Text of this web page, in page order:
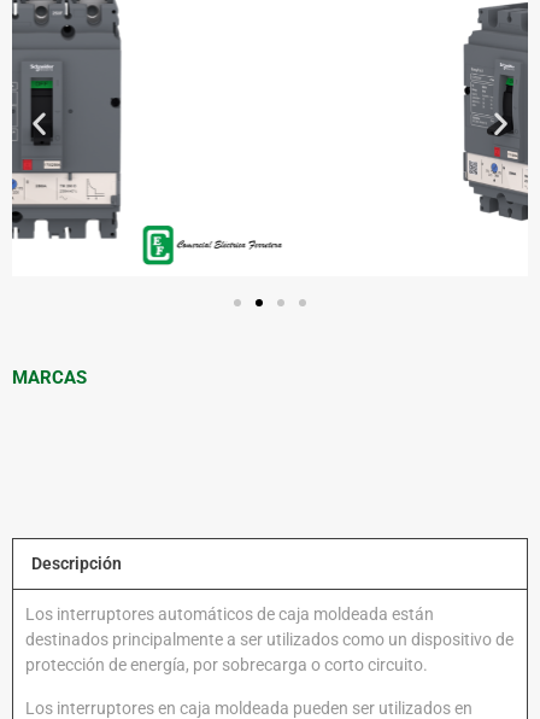
MARCAS
Descripción
Los interruptores automáticos de caja moldeada están
destinados principalmente a ser utilizados como un dispositivo de
protección de energía, por sobrecarga o corto circuito.
Los interruptores en caja moldeada pueden ser utilizados en